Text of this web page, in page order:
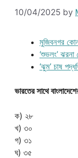
10/04/2025 by
মুজিবনগর
‘শুভলং’
‘ঝুম’ চাষ
ভারতের সাথে
ক) ২৮
খ) ৩০
গ) ৩১
ঘ) ৩৫